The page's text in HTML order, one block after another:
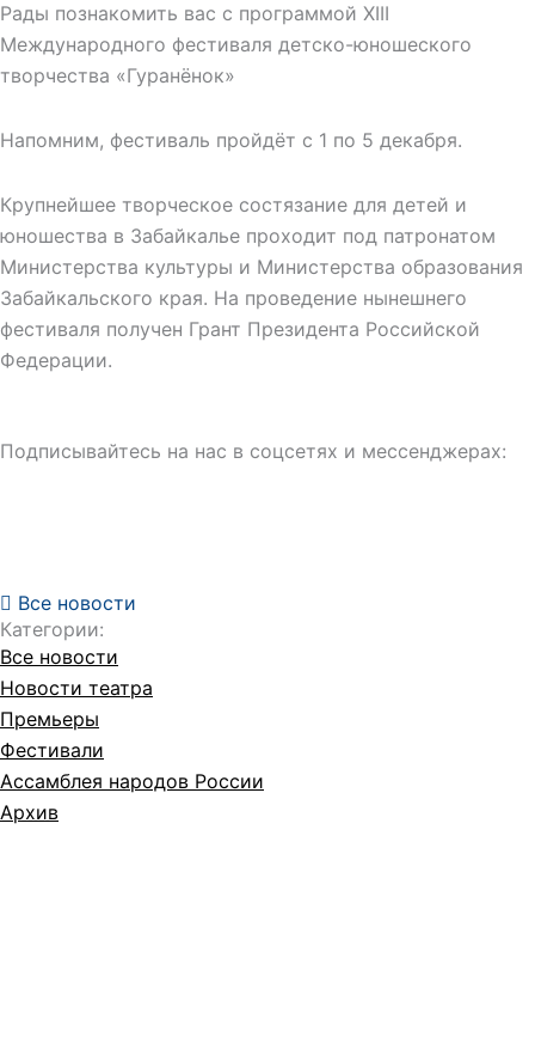
Рады познакомить вас с программой XIII
Международного фестиваля детско-юношеского
творчества «Гуранёнок»
Напомним, фестиваль пройдёт с 1 по 5 декабря.
Крупнейшее творческое состязание для детей и
юношества в Забайкалье проходит под патронатом
Министерства культуры и Министерства образования
Забайкальского края. На проведение нынешнего
фестиваля получен Грант Президента Российской
Федерации.
Подписывайтесь на нас в соцсетях и мессенджерах:
Все новости
Категории:
Все новости
Новости театра
Премьеры
Фестивали
Ассамблея народов России
Архив